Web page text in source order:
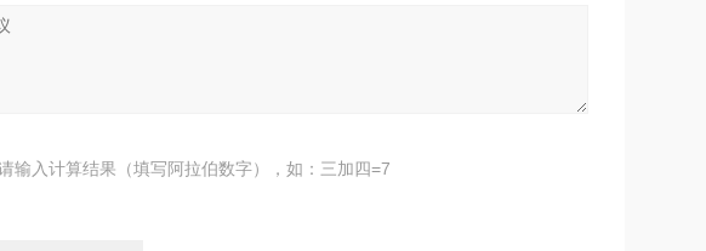
输入计算结果（填写阿拉伯数字），如：三加四=7